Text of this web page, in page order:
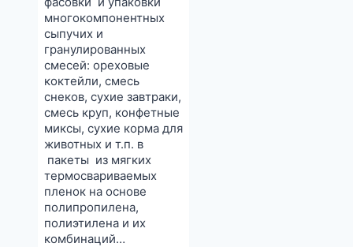
многокомпонентных
сыпучих и
гранулированных
смесей: ореховые
коктейли, смесь
снеков, сухие завтраки,
смесь круп, конфетные
миксы, сухие корма для
животных и т.п. в
пакеты из мягких
термосвариваемых
пленок на основе
полипропилена,
полиэтилена и их
комбинаций…